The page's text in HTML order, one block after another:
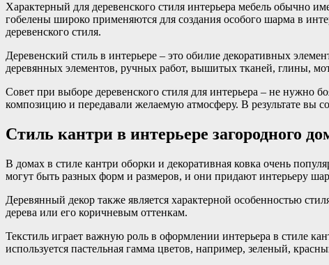
Характерный для деревенского стиля интерьера мебель обычно
гобелены широко применяются для создания особого шарма в
деревенского стиля.
Деревенский стиль в интерьере – это обилие декоративных
деревянных элементов, ручных работ, вышитых тканей, глины,
Совет при выборе деревенского стиля для интерьера – не нужно
композицию и передавали желаемую атмосферу. В результате вы
Стиль кантри в интерьере загородного
В домах в стиле кантри оборки и декоративная ковка очень
могут быть разных форм и размеров, и они придают интерьеру
Деревянный декор также является характерной особенностью
дерева или его коричневым оттенкам.
Текстиль играет важную роль в оформлении интерьера в стиле
используется пастельная гамма цветов, например, зеленый,